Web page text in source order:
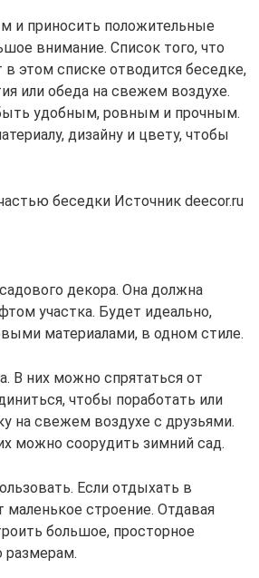
и приносить положительные
внимание. Список того, что
этом списке отводится беседке,
или обеда на свежем воздухе.
удобным, ровным и прочным.
дизайну и цвету, чтобы
беседки Источник deecor.ru
декора. Она должна
участка. Будет идеально,
материалами, в одном стиле.
В них можно спрятаться от
чтобы поработать или
на свежем воздухе с друзьями.
можно соорудить зимний сад.
Если отдыхать в
строение. Отдавая
большое, просторное
размерам.